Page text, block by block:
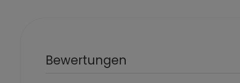
Bewertungen